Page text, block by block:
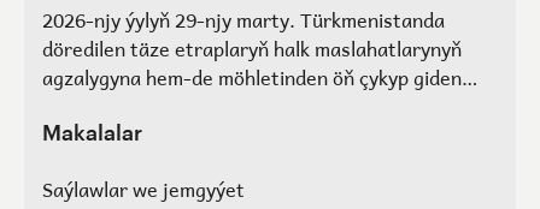
2026-njy ýylyň 29-njy marty. Türkmenistanda
döredilen täze etraplaryň halk maslahatlarynyň
agzalygyna hem-de möhletinden öň çykyp giden
maslahatlarynyň we Geňeşleriň agzalarynyň ýerine
Makalalar
Saýlawlar we jemgyýet